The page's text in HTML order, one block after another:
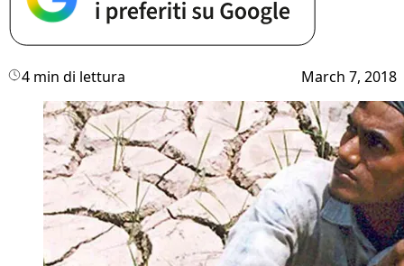
4 min di lettura March 7, 2018